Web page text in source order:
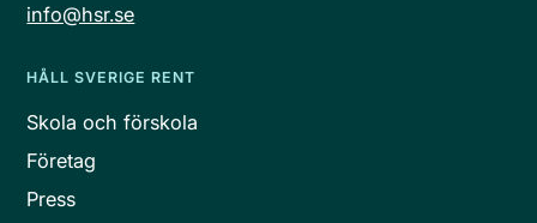
info@hsr.se
HÅLL SVERIGE RENT
Skola och förskola
Företag
Press